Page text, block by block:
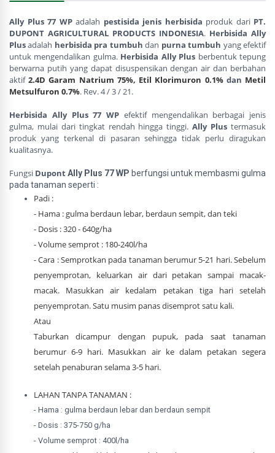
Ally Plus 77 WP adalah pestisida jenis herbisida produk dari PT.
DUPONT AGRICULTURAL PRODUCTS INDONESIA. Herbisida Ally
Plus adalah herbisida pra tumbuh dan purna tumbuh yang efektif
untuk mengendalikan gulma. Herbisida Ally Plus berbentuk tepung
berwarna putih yang dapat disuspensikan dengan air dan berbahan
aktif 2.4D Garam Natrium 75%, Etil Klorimuron 0.1% dan Metil
Metsulfuron 0.7%. Rev. 4 / 3 / 21.
Herbisida Ally Plus 77 WP efektif mengendalikan berbagai jenis
gulma, mulai dari tingkat rendah hingga tinggi. Ally Plus termasuk
produk yang terkenal di pasaran sehingga tidak perlu diragukan
kualitasnya.
Fungsi DupontAlly Plus 77 WP berfungsi untuk membasmi gulma
pada tanaman seperti :
Padi :
- Hama : gulma berdaun lebar, berdaun sempit, dan teki
- Dosis : 320 - 640g/ha
- Volume semprot : 180-240l/ha
- Cara : Semprotkan pada tanaman berumur 5-21 hari. Sebelum
penyemprotan, keluarkan air dari petakan sampai macak-
macak. Masukkan air kedalam petakan tiga hari setelah
penyemprotan. Satu musim panas disemprot satu kali.
Atau
Taburkan dicampur dengan pupuk, pada saat tanaman
berumur 6-9 hari. Masukkan air ke dalam petakan segera
setelah penaburan selama 3-5 hari.
LAHAN TANPA TANAMAN :
- Hama : gulma berdaun lebar dan berdaun sempit
- Dosis : 375-750 g/ha
- Volume semprot : 400l/ha